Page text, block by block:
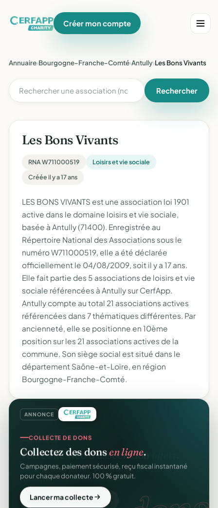
Créer mon compte
Annuaire›Bourgogne-Franche-Comté›Antully›Les Bons Vivants
Rechercher
Les Bons Vivants
RNA W711000519
Loisirs et vie sociale
Créée il y a 17 ans
LES BONS VIVANTS est une association loi 1901
active dans le domaine loisirs et vie sociale,
basée à Antully (71400). Enregistrée au
Répertoire National des Associations sous le
numéro W711000519, elle a été déclarée
officiellement le 04/08/2009, soit il y a 17 ans.
Elle fait partie des 5 associations de loisirs et vie
sociale référencées à Antully sur CerfApp.
Antully compte au total 21 associations actives
référencées dans 7 thématiques différentes. Par
ancienneté, elle se positionne en 10ème
position sur les 21 associations actives de la
commune. Son siège social est situé dans le
département Saône-et-Loire, en région
Bourgogne-Franche-Comté.
ANNONCE
COLLECTE DE DONS
Collectez des donsen ligne.
Campagnes, paiement sécurisé, reçu fiscal instantané
pour chaque donateur. 100 % gratuit.
Lancer ma collecte